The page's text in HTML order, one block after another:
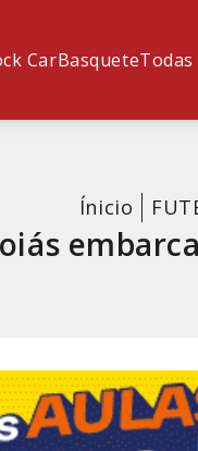
CarBasquete
Ínicio